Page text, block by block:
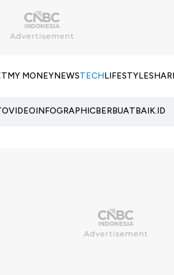
MY MONEYNEWSTECHLIFESTYLE
VIDEOINFOGRAPHICBERBUATBAIK.ID